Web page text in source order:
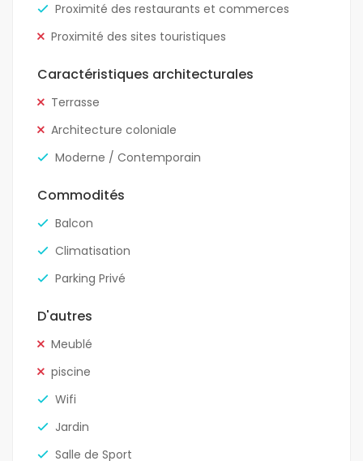
Proximité des restaurants et commerces
Proximité des sites touristiques
Caractéristiques architecturales
Terrasse
Architecture coloniale
Moderne / Contemporain
Commodités
Balcon
Climatisation
Parking Privé
D'autres
Meublé
piscine
Wifi
Jardin
Salle de Sport